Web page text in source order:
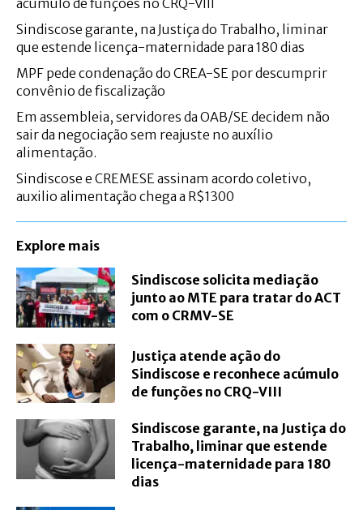
acúmulo de funções no CRQ-VIII
Sindiscose garante, na Justiça do Trabalho, liminar
que estende licença-maternidade para 180 dias
MPF pede condenação do CREA-SE por descumprir
convênio de fiscalização
Em assembleia, servidores da OAB/SE decidem não
sair da negociação sem reajuste no auxílio
alimentação.
Sindiscose e CREMESE assinam acordo coletivo,
auxilio alimentação chega a R$1300
Explore mais
Sindiscose solicita mediação
junto ao MTE para tratar do ACT
com o CRMV-SE
Justiça atende ação do
Sindiscose e reconhece acúmulo
de funções no CRQ-VIII
Sindiscose garante, na Justiça do
Trabalho, liminar que estende
licença-maternidade para 180
dias